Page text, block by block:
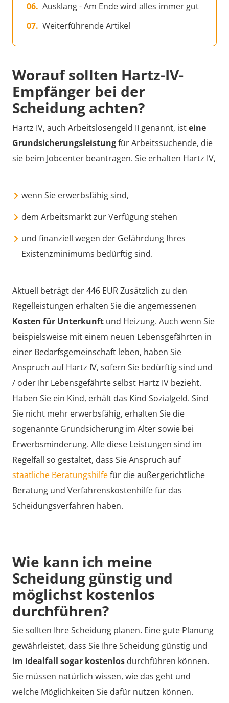
Ausklang - Am Ende wird alles immer gut
Weiterführende Artikel
Worauf sollten Hartz-IV-
Empfänger bei der
Scheidung achten?
Hartz IV, auch Arbeitslosengeld II genannt, isteine
Grundsicherungsleistungfür Arbeitssuchende, die
sie beim Jobcenter beantragen. Sie erhalten Hartz IV,
wenn Sie erwerbsfähig sind,
dem Arbeitsmarkt zur Verfügung stehen
und finanziell wegen der Gefährdung Ihres
Existenzminimums bedürftig sind.
Aktuell beträgt der 446 EUR Zusätzlich zu den
Regelleistungen erhalten Sie die angemessenen
Kosten für Unterkunft und Heizung. Auch wenn Sie
beispielsweise mit einem neuen Lebensgefährten in
einer Bedarfsgemeinschaft leben, haben Sie
Anspruch auf Hartz IV, sofern Sie bedürftig sind und
/ oder Ihr Lebensgefährte selbst Hartz IV bezieht.
Haben Sie ein Kind, erhält das Kind Sozialgeld. Sind
Sie nicht mehr erwerbsfähig, erhalten Sie die
sogenannte Grundsicherung im Alter sowie bei
Erwerbsminderung. Alle diese Leistungen sind im
Regelfall so gestaltet, dass Sie Anspruch auf
staatliche Beratungshilfefür die außergerichtliche
Beratung und Verfahrenskostenhilfe für das
Scheidungsverfahren haben.
Wie kann ich meine
Scheidung günstig und
möglichst kostenlos
durchführen?
Sie sollten Ihre Scheidung planen. Eine gute Planung
gewährleistet, dass Sie Ihre Scheidung günstig und
im Idealfall sogar kostenlos durchführen können.
Sie müssen natürlich wissen, wie das geht und
welche Möglichkeiten Sie dafür nutzen können.